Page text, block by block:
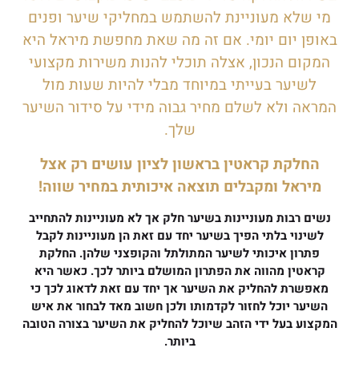
מי שלא מעוניינת להשתמש במחליקי שיער ופנים
באופן יום יומי. אם זה מה שאת מחפשת מיראל היא
המקום הנכון, אצלה תוכלי להנות משירות מקצועי
לשיער בעייתי במיוחד מבלי להיות שעות מול
המראה ולא לשלם מחיר גבוה מידי על סידור השיער
שלך.
החלקת קראטין בראשון לציון עושים רק אצל
מיראל ומקבלים תוצאה איכותית במחיר שווה!
נשים רבות מעוניינות בשיער חלק אך לא מעוניינות להתחייב
לשינוי בלתי הפיך בשיער יחד עם זאת הן מעוניינות לקבל
פתרון איכותי לשיער המתולתל והקופצני שלהן. החלקת
קראטין מהווה את הפתרון המושלם ביותר לכך. כאשר היא
מאפשרת להחליק את השיער אך יחד עם זאת לדאוג לכך כי
השיער יוכל לחזור לקדמותו ולכן חשוב מאד לבחור את איש
המקצוע בעל ידי הזהב שיוכל להחליק את השיער בצורה הטובה
ביותר.